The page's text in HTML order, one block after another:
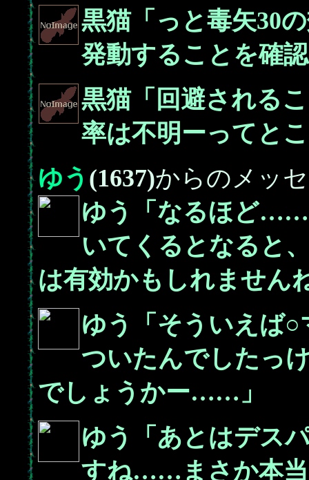
黒猫「っと毒矢30
発動することを確
黒猫「回避される
率は不明ーってと
ゆう (1637)からのメッ
ゆう「なるほど……
いてくるとなると
は有効かもしれません
ゆう「そういえば○
ついたんでしたっ
でしょうかー……」
ゆう「あとはデス
すね……まさか本当